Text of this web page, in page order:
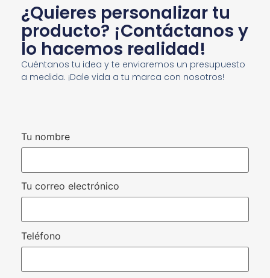
¿Quieres personalizar tu
producto? ¡Contáctanos y
lo hacemos realidad!
Cuéntanos tu idea y te enviaremos un presupuesto
a medida. ¡Dale vida a tu marca con nosotros!
Tu nombre
Tu correo electrónico
Teléfono